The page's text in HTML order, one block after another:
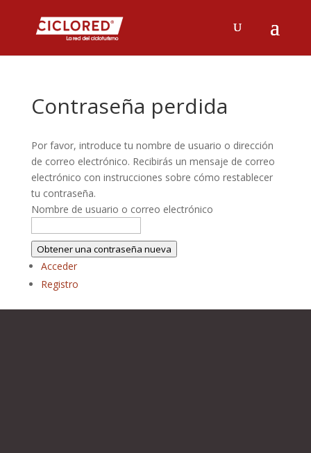
Contraseña perdida
Por favor, introduce tu nombre de usuario o dirección
de correo electrónico. Recibirás un mensaje de correo
electrónico con instrucciones sobre cómo restablecer
tu contraseña.
Nombre de usuario o correo electrónico
Obtener una contraseña nueva
Acceder
Registro